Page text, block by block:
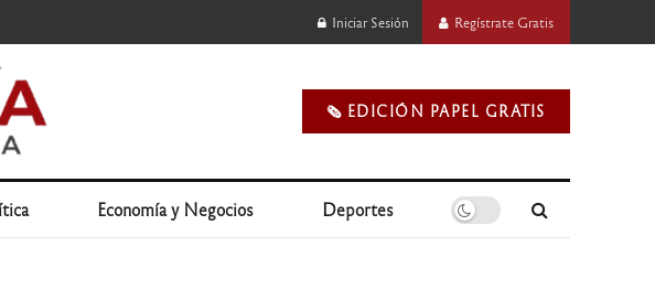
Iniciar Sesión Regístrate Gratis
🗞️ EDICIÓN PAPEL GRATIS
Economía y Negocios Deportes